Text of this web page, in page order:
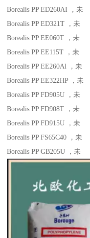
Borealis PP ED260AI
，未
Borealis PP ED321T
，未
Borealis PP EE060T
，未
Borealis PP EE115T
，未
Borealis PP EE260Al
，未
Borealis PP EE322HP
，未
Borealis PP FD905U
，未
Borealis PP FD908T
，未
Borealis PP FD915U
，未
Borealis PP FS65C40
，未
Borealis PP GB205U
，未